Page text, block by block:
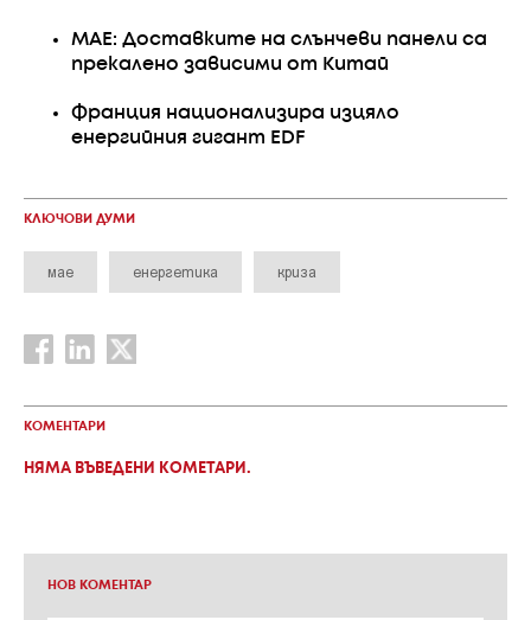
МАЕ: Доставките на слънчеви панели са
прекалено зависими от Китай
Франция национализира изцяло
енергийния гигант EDF
КЛЮЧОВИ ДУМИ
мае енергетика криза
КОМЕНТАРИ
НЯМА ВЪВЕДЕНИ КОМЕТАРИ.
НОВ КОМЕНТАР